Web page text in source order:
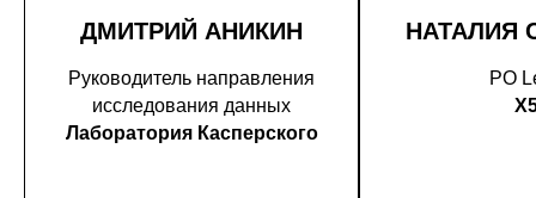
ДМИТРИЙ АНИКИН
Руководитель направления
исследования данных
Лаборатория Касперского
НАТАЛИЯ
PO